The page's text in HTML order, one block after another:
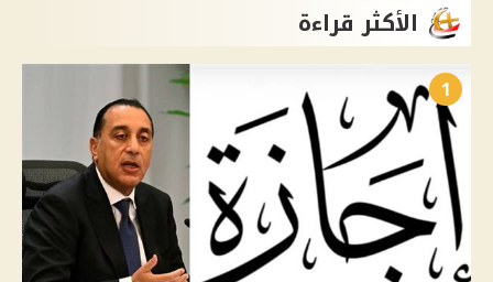
الأكثر قراءة
1